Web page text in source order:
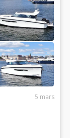
5 mars